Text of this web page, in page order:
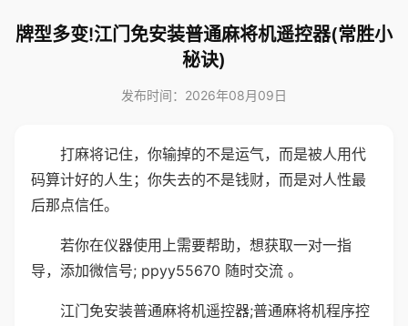
牌型多变!江门免安装普通麻将机遥控器(常胜小
秘诀)
发布时间：2026年08月09日
打麻将记住，你输掉的不是运气，而是被人用代
码算计好的人生；你失去的不是钱财，而是对人性最
后那点信任。
若你在仪器使用上需要帮助，想获取一对一指
导，添加微信号; ppyy55670 随时交流 。
江门免安装普通麻将机遥控器;普通麻将机程序控